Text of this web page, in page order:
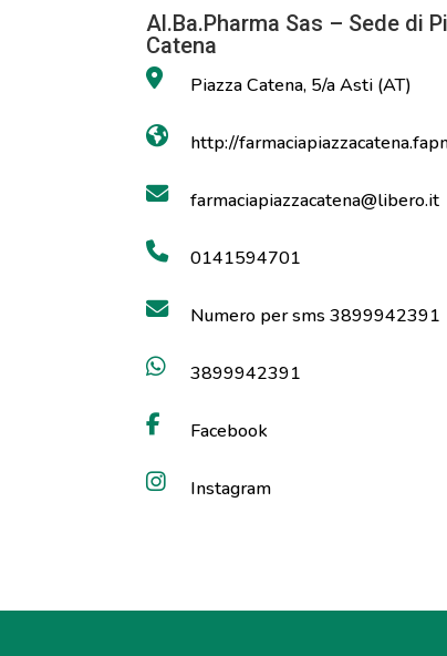
Al.Ba.Pharma Sas – Sede di
Catena
Piazza Catena, 5/a Asti (AT)
http://
farmaciapiazzacatena@libero.it
0141594701
Numero per sms 3899942391
3899942391
Facebook
Instagram